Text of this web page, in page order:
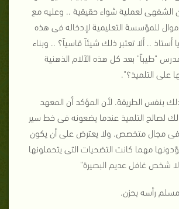
الشفهى لعملية شواء حقيقية .. وعليه مع
للمؤسسة التعليمية لإدخاله فى هذه
أستاذ .. ألا تعتبر ذلك شيئاً قاسياً؟ .. وبناء
"طيباً" بعد كل هذه الآلام الذهنية
على التلميذ؟".
بنفس الطريقة. لأن المؤكد أن المعهد
لصالح التلميذ عندما يضعونه فى خط سير
فى مجال متخصص. ولا يعترض على أن يكون
مهما كانت التضحيات التى يتحملونها
شخص غافل عديم البصيرة"
رأسه بحزن.